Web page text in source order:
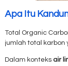
Apa Itu
Total Organic
jumlah total karbon
Dalam konteks air